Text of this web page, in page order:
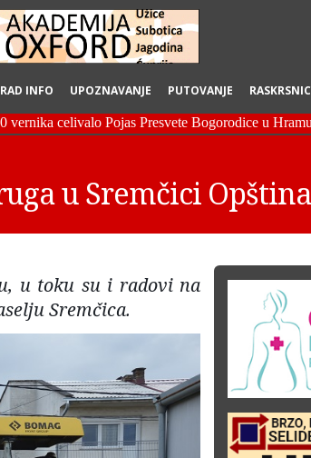
INFO UPOZNAVANJE PUTOVANJE
u Sremčici
u toku su i radovi na
Sremčica.